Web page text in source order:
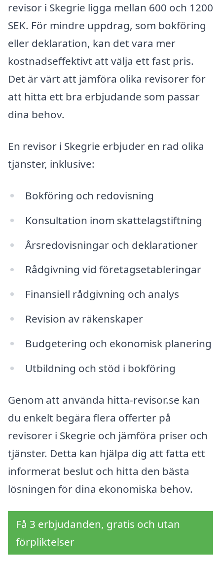
revisor i Skegrie ligga mellan 600 och 1200
SEK. För mindre uppdrag, som bokföring
eller deklaration, kan det vara mer
kostnadseffektivt att välja ett fast pris.
Det är värt att jämföra olika revisorer för
att hitta ett bra erbjudande som passar
dina behov.
En revisor i Skegrie erbjuder en rad olika
tjänster, inklusive:
Bokföring och redovisning
Konsultation inom skattelagstiftning
Årsredovisningar och deklarationer
Rådgivning vid företagsetableringar
Finansiell rådgivning och analys
Revision av räkenskaper
Budgetering och ekonomisk planering
Utbildning och stöd i bokföring
Genom att använda hitta-revisor.se kan
du enkelt begära flera offerter på
revisorer i Skegrie och jämföra priser och
tjänster. Detta kan hjälpa dig att fatta ett
informerat beslut och hitta den bästa
lösningen för dina ekonomiska behov.
Få 3 erbjudanden, gratis och utan
förpliktelser